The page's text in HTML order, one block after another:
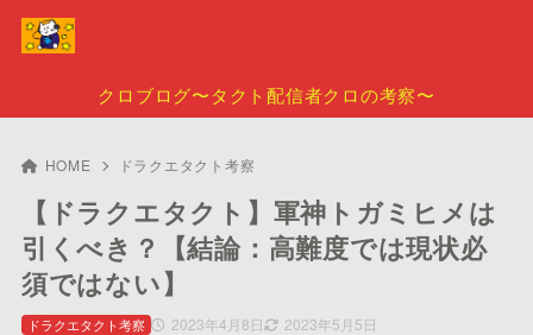
クロブログ〜タクト配信者クロの考察〜
HOME ドラクエタクト考察
【ドラクエタクト】軍神トガミヒメは
引くべき？【結論：高難度では現状必
須ではない】
2023年4月8日 2023年5月5日
ドラクエタクト考察